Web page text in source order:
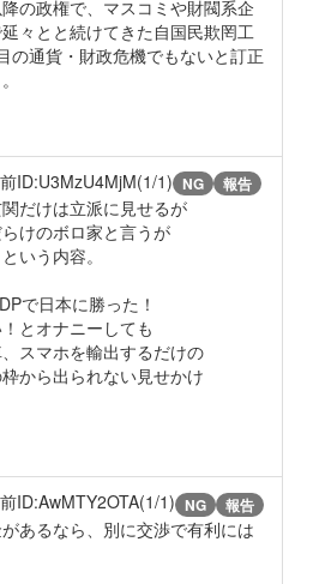
の政権で、マスコミや財閥系企
々とと続けてきた自国民欺罔工
の通貨・財政危機でもないと訂正
ID:U3MzU4MjM(1/1) NG 報告
だけは立派に見せるが
けのボロ家と言うが
いう内容。
で日本に勝った！
とオナニーしても
スマホを輸出するだけの
から出られない見せかけ
ID:AwMTY2OTA(1/1) NG 報告
あるなら、別に交渉で有利には